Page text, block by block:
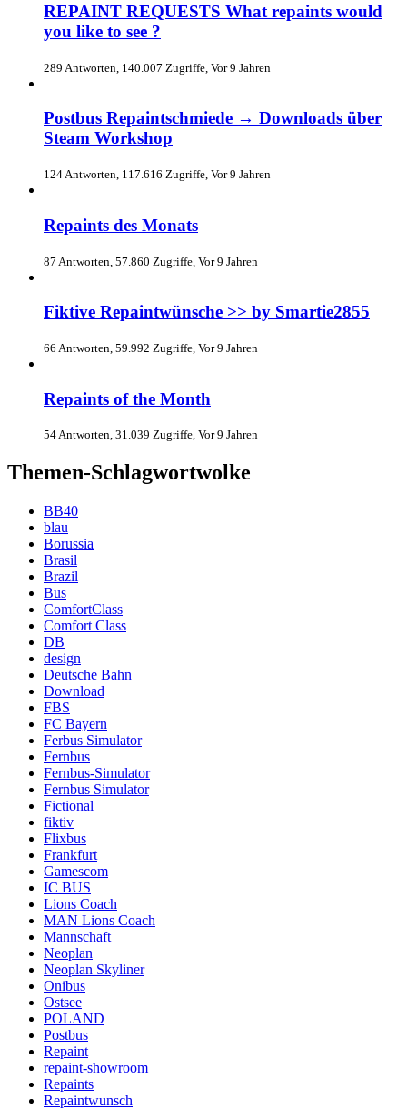
REPAINT REQUESTS What repaints would
you like to see ?
289 Antworten, 140.007 Zugriffe, Vor 9 Jahren
Postbus Repaintschmiede → Downloads über
Steam Workshop
124 Antworten, 117.616 Zugriffe, Vor 9 Jahren
Repaints des Monats
87 Antworten, 57.860 Zugriffe, Vor 9 Jahren
Fiktive Repaintwünsche >> by Smartie2855
66 Antworten, 59.992 Zugriffe, Vor 9 Jahren
Repaints of the Month
54 Antworten, 31.039 Zugriffe, Vor 9 Jahren
Themen-Schlagwortwolke
BB40
blau
Borussia
Brasil
Brazil
Bus
ComfortClass
Comfort Class
DB
design
Deutsche Bahn
Download
FBS
FC Bayern
Ferbus Simulator
Fernbus
Fernbus-Simulator
Fernbus Simulator
Fictional
fiktiv
Flixbus
Frankfurt
Gamescom
IC BUS
Lions Coach
MAN Lions Coach
Mannschaft
Neoplan
Neoplan Skyliner
Onibus
Ostsee
POLAND
Postbus
Repaint
repaint-showroom
Repaints
Repaintwunsch